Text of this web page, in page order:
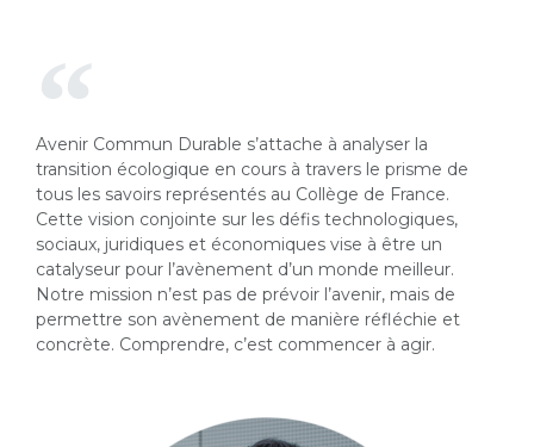
Avenir Commun Durable s’attache à analyser la
transition écologique en cours à travers le prisme de
tous les savoirs représentés au Collège de France.
Cette vision conjointe sur les défis technologiques,
sociaux, juridiques et économiques vise à être un
catalyseur pour l’avènement d’un monde meilleur.
Notre mission n’est pas de prévoir l’avenir, mais de
permettre son avènement de manière réfléchie et
concrète. Comprendre, c’est commencer à agir. ​